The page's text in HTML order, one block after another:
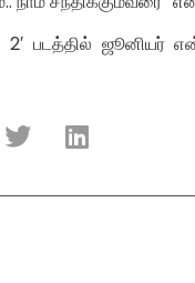
படத்தில் ஜூனியர்